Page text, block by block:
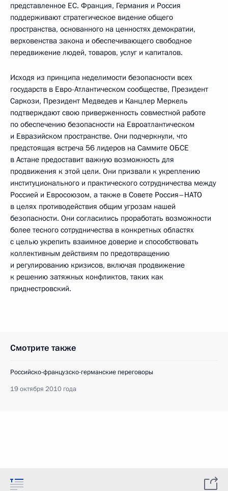
представленное ЕС. Франция, Германия и Россия
поддерживают стратегическое видение общего
пространства, основанного на ценностях демократии,
верховенства закона и обеспечивающего свободное
передвижение людей, товаров, услуг и капиталов.
Исходя из принципа неделимости безопасности всех
государств в Евро-Атлантическом сообществе, Президент
Саркози, Президент Медведев и Канцлер Меркель
подтверждают свою приверженность совместной работе
по обеспечению безопасности на Евроатлантическом
и Евразийском пространстве. Они подчеркнули, что
предстоящая встреча 56 лидеров на Саммите ОБСЕ
в Астане предоставит важную возможность для
продвижения к этой цели. Они призвали к укреплению
институционального и практического сотрудничества между
Россией и Евросоюзом, а также в Совете Россия–НАТО
в целях противодействия общим угрозам нашей
безопасности. Они согласились проработать возможности
более тесного сотрудничества в конкретных областях
с целью укрепить взаимное доверие и способствовать
коллективным действиям по предотвращению
и регулированию кризисов, включая продвижение
к решению затяжных конфликтов, таких как
приднестровский.
Смотрите также
Российско-французско-германские переговоры
19 октября 2010 года